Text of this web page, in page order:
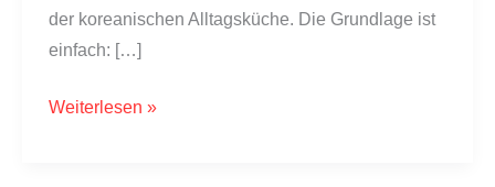
der koreanischen Alltagsküche. Die Grundlage ist
einfach: […]
Kimchi
Weiterlesen »